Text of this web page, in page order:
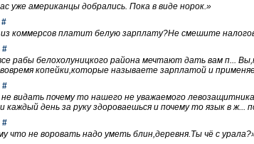
уже американцы добрались. Пока в виде норок.»
#
коммерсов платит белую зарплату?Не смешите
#
рабы белохолуницкого района мечтают дать вам п...
копейки,которые называете зарплатой и
#
не видать почему то нашего не уважаемого
каждый день за руку здороваешься и почему то язык в ж...
#
что не воровать надо уметь блин,деревня.Ты чё с урала?